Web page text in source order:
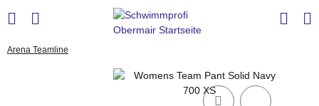
Arena Teamline